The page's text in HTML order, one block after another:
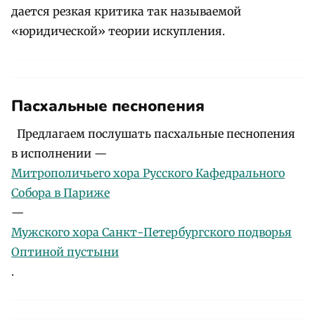
дается резкая критика так называемой
«юридической» теории искупления.
Пасхальные песнопения
Предлагаем послушать пасхальные песнопения
в исполнении —
Митрополичьего хора Русского Кафедрального
Собора в Париже
—
Мужского хора Санкт-Петербургского подворья
Оптиной пустыни
.